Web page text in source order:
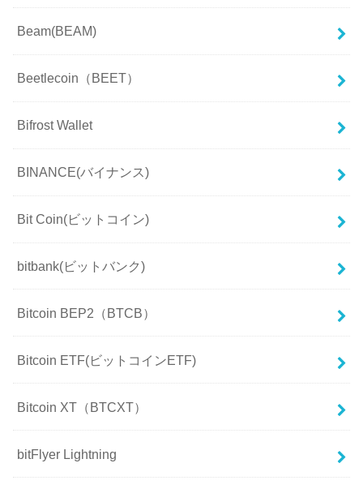
Beam(BEAM)
Beetlecoin（BEET）
Bifrost Wallet
BINANCE(バイナンス)
Bit Coin(ビットコイン)
bitbank(ビットバンク)
Bitcoin BEP2（BTCB）
Bitcoin ETF(ビットコインETF)
Bitcoin XT（BTCXT）
bitFlyer Lightning